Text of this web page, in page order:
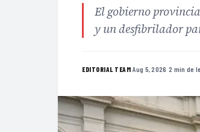
El gobierno
y un desfibrilador
EDITORIAL TEAM·Aug 5, 2026 ·2 min de